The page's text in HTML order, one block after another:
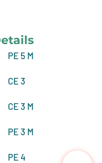
CE 3
CE 3 M
PE 3 M
PE 4
PE 5 M